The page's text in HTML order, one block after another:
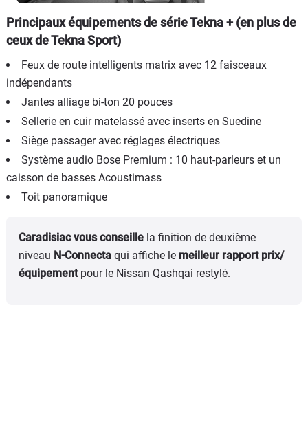
Principaux équipements de série Tekna + (en plus de
ceux de Tekna Sport)
Feux de route intelligents matrix avec 12 faisceaux
indépendants
Jantes alliage bi-ton 20 pouces
Sellerie en cuir matelassé avec inserts en Suedine
Siège passager avec réglages électriques
Système audio Bose Premium : 10 haut-parleurs et un
caisson de basses Acoustimass
Toit panoramique
Caradisiac vous conseille la finition de deuxième
niveau N-Connecta qui affiche le meilleur rapport prix/
équipement pour le Nissan Qashqai restylé.